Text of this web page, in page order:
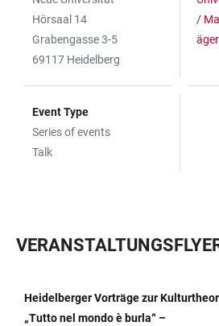
Hörsaal 14
Grabengasse 3-5
69117 Heidelberg
/
Event Type
Series of events
Talk
TABLE
Heidelberger Vorträge zur
„Tutto nel mondo è burla“ –